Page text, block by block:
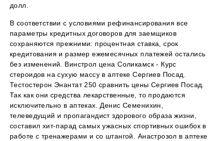
долл.
В соответствии с условиями рефинансирования все
параметры кредитных договоров для заемщиков
сохраняются прежними: процентная ставка, срок
кредитования и размер ежемесячных платежей остались
без изменений. Винстрол цена Соликамск - Курс
стероидов на сухую массу в аптеке Сергиев Посад.
Тестостерон Энантат 250 сравнить цены Сергиев Посад.
Так как они средства лекарственные, то продаются
исключительно в аптеках. Денис Семенихин,
телеведущий и пропагандист здорового образа жизни,
составил хит-парад самых ужасных спортивных ошибок в
работе с тренажерами и со штангой. Анастрозол в аптеке